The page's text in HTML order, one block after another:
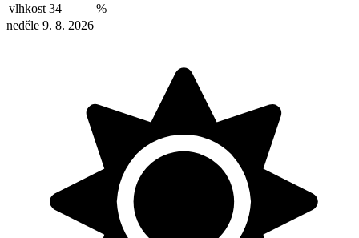
vlhkost 34
%
neděle 9. 8. 2026